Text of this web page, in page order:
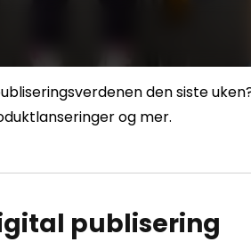
den siste
og mer.
publisering